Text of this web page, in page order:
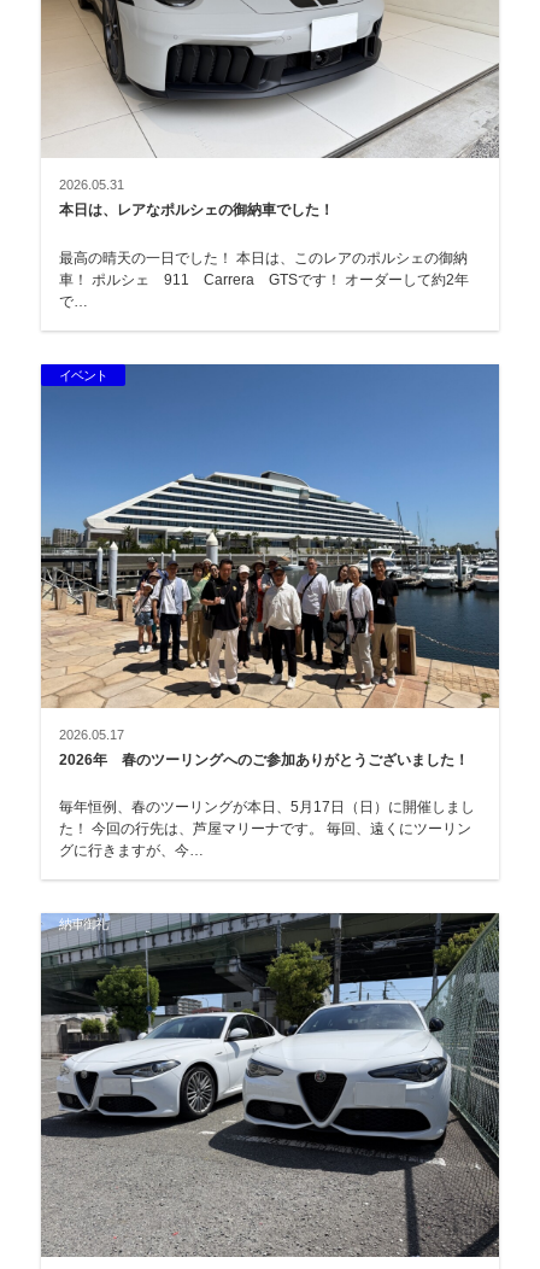
2026.05.31
本日は、レアなポルシェの御納車でした！
最高の晴天の一日でした！ 本日は、このレアのポルシェの御納
車！ ポルシェ 911 Carrera GTSです！ オーダーして約2年
で…
イベント
2026.05.17
2026年 春のツーリングへのご参加ありがとうございました！
毎年恒例、春のツーリングが本日、5月17日（日）に開催しまし
た！ 今回の行先は、芦屋マリーナです。 毎回、遠くにツーリン
グに行きますが、今…
納車御礼